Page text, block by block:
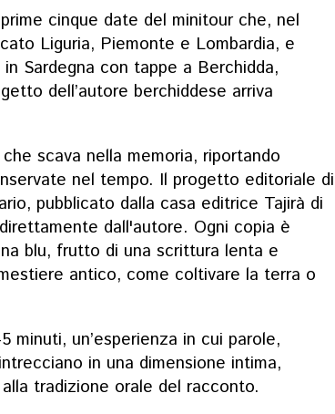
cinque date del minitour che, nel
Liguria, Piemonte e Lombardia, e
Sardegna con tappe a Berchidda,
dell’autore berchiddese arriva
scava nella memoria, riportando
nel tempo. Il progetto editoriale di
pubblicato dalla casa editrice Tajirà di
dall'autore. Ogni copia è
blu, frutto di una scrittura lenta e
antico, come coltivare la terra o
minuti, un’esperienza in cui parole,
in una dimensione intima,
tradizione orale del racconto.